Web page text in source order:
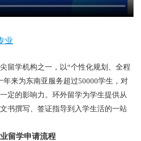
业
留学机构之一，以“个性化规划、全程
年来为东南亚服务超过50000学生，对
定的影响力。环外留学为学生提供从
书撰写、签证指导到入学生活的一站
留学申请流程